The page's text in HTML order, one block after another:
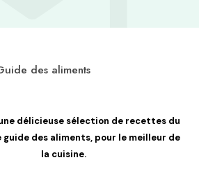
des aliments
délicieuse sélection de recettes du
guide des aliments, pour le meilleur de
la cuisine.